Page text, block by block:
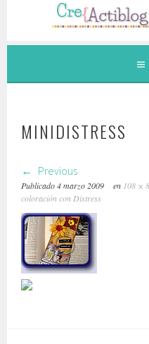
contenido.
MINIDISTRESS
Previous
Publicado4 marzo 2009 en 108 ×
coloración con Distress